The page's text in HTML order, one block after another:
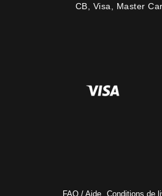
CB, Visa, Master
FAQ / Aide Conditions de